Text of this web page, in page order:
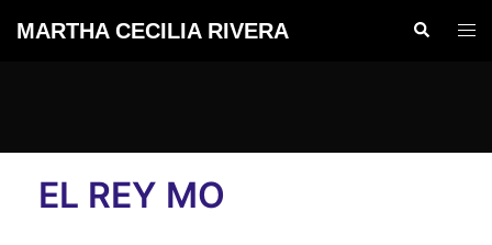
MARTHA CECILIA RIVERA Search
EL REY MO